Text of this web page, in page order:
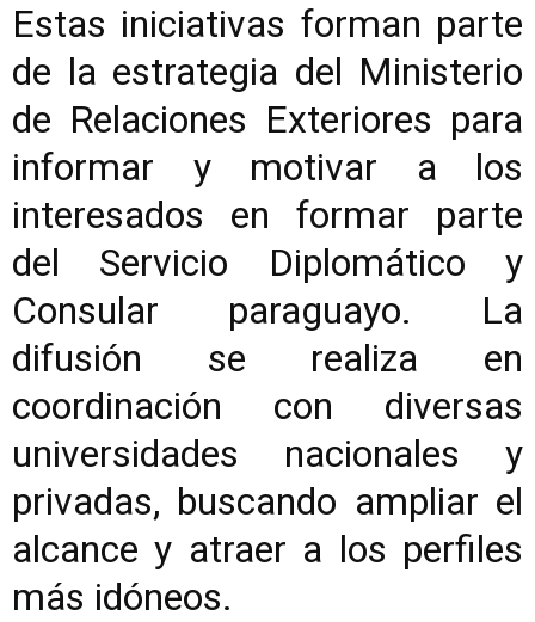
Estas iniciativas forman parte
de la estrategia del Ministerio
de Relaciones Exteriores para
informar y motivar a los
interesados en formar parte
del Servicio Diplomático y
Consular paraguayo. La
difusión se realiza en
coordinación con diversas
universidades nacionales y
privadas, buscando ampliar el
alcance y atraer a los perfiles
más idóneos.